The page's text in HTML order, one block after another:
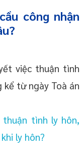
công nhận
việc thuận tình
từ ngày Toà án
thuận tình ly hôn,
ly hôn?